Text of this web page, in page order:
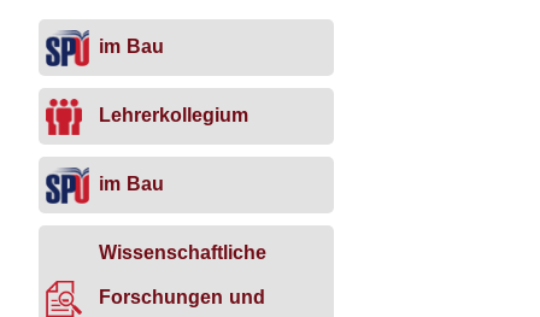
im Bau
Lehrerkollegium
im Bau
Wissenschaftliche
Forschungen und